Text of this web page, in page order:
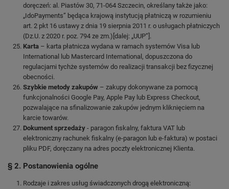
doręczeń: al. Piastów 30, 71-064 Szczecin, określany także jako:
„IdoPayments” będąca krajową instytucją płatniczą w rozumieniu
art. 2 pkt 16 ustawy z dnia 19 sierpnia 2011 r. o usługach płatniczych
(Dz.U. z 2020 r. poz. 794 ze zm.)[dalej: „UUP”].
Karta – karta płatnicza wydana w ramach systemów Visa lub
International lub Mastercard International, dopuszczona do
regulacjami tychże systemów do realizacji transakcji bez fizycznej
obecności.
Szybkie metody zakupów – zakupy dokonywane za pomocą
funkcjonalności Google Pay, Apple Pay lub Express Checkout,
pozwalające na sfinalizowanie zakupów jednym kliknięciem na
karcie towarów.
Dokument sprzedaży - paragon fiskalny, faktura VAT lub
elektroniczny rachunek fiskalny (e-paragon lub e-faktura) w postaci
pliku PDF, doręczany na adres poczty elektronicznej Klienta.
§ 2. Postanowienia ogólne
Rodzaje i zakres usług świadczonych drogą elektroniczną: